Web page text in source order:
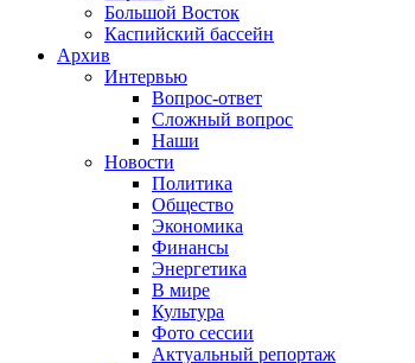
Большой Восток
Каспийский бассейн
Архив
Интервью
Вопрос-ответ
Сложный вопрос
Наши
Новости
Политика
Общество
Экономика
Финансы
Энергетика
В мире
Культура
Фото сессии
Актуальный репортаж